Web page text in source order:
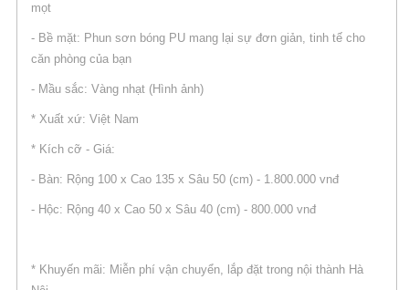
mọt
- Bề mặt: Phun sơn bóng PU mang lại sự đơn giản, tinh tế cho
căn phòng của bạn
- Mầu sắc: Vàng nhạt (Hình ảnh)
* Xuất xứ: Việt Nam
* Kích cỡ - Giá:
- Bàn: Rộng 100 x Cao 135 x Sâu 50 (cm) - 1.800.000 vnđ
- Hộc: Rộng 40 x Cao 50 x Sâu 40 (cm) - 800.000 vnđ
* Khuyến mãi: Miễn phí vận chuyển, lắp đặt trong nội thành Hà